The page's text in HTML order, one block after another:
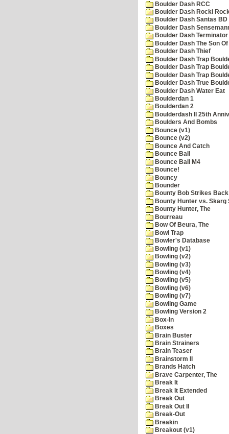
Boulder Dash RCC
Boulder Dash Rocki
Boulder Dash Santas
Boulder Dash
Boulder Dash
Boulder Dash The Son
Boulder Dash Thief
Boulder Dash Trap
Boulder Dash Trap
Boulder Dash Trap
Boulder Dash True
Boulder Dash Water Eat
Boulderdan 1
Boulderdan 2
Boulderdash II 25th
Boulders And Bombs
Bounce (v1)
Bounce (v2)
Bounce And Catch
Bounce Ball
Bounce Ball M4
Bounce!
Bouncy
Bounder
Bounty Bob Strikes
Bounty Hunter vs. Skarg
Bounty Hunter, The
Bourreau
Bow Of Beura, The
Bowl Trap
Bowler's Database
Bowling (v1)
Bowling (v2)
Bowling (v3)
Bowling (v4)
Bowling (v5)
Bowling (v6)
Bowling (v7)
Bowling Game
Bowling Version 2
Box-In
Boxes
Brain Buster
Brain Strainers
Brain Teaser
Brainstorm II
Brands Hatch
Brave Carpenter, The
Break It
Break It Extended
Break Out
Break Out II
Break-Out
Breakin
Breakout (v1)